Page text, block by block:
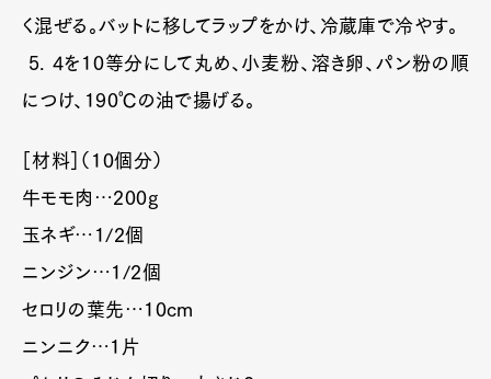
く混ぜる。バットに移してラップをかけ、冷蔵庫で冷やす。
5. 4を10等分にして丸め、小麦粉、溶き卵、パン粉の順
につけ、190℃の油で揚げる。
［材料］（10個分）
牛モモ肉…200g
玉ネギ…1/2個
ニンジン…1/2個
セロリの葉先…10cm
ニンニク…1片